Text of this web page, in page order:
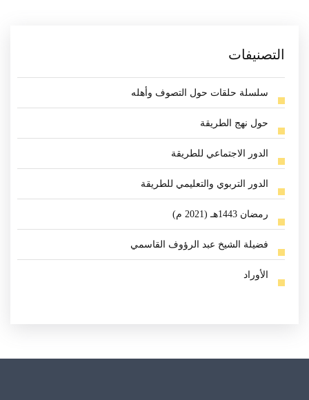
التصنيفات
سلسلة حلقات حول التصوف وأهله
حول نهج الطريقة
الدور الاجتماعي للطريقة
الدور التربوي والتعليمي للطريقة
رمضان 1443هـ (2021 م)
فضيلة الشيخ عبد الرؤوف القاسمي
الأوراد